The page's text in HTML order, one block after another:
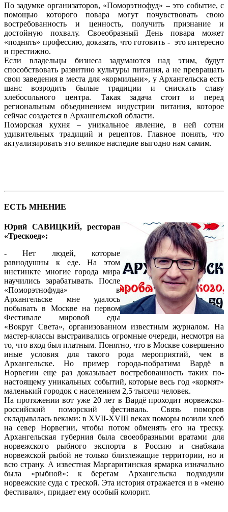
По задумке организаторов, «Поморэтнофуд» – это событие, с
помощью которого повара могут почувствовать свою
востребованность и ценность, получить признание и
достойную похвалу. Своеобразный День повара может
«поднять» профессию, доказать, что готовить - это интересно
и престижно.
Если владельцы бизнеса задумаются над этим, будут
способствовать развитию культуры питания, а не превращать
свои заведения в места для «кормильни», у Архангельска есть
шанс возродить былые традиции и снискать славу
хлебосольного центра. Такая задача стоит и перед
региональным объединением индустрии питания, которое
сейчас создается в Архангельской области.
Поморская кухня – уникальное явление, в ней сотни
удивительных традиций и рецептов. Главное понять, что
актуализировать это великое наследие выгодно нам самим.
ЕСТЬ МНЕНИЕ
Юрий САВИЦКИЙ, ресторан
«Трескоед»:
- Нет людей, которые
равнодушны к еде. На этом
инстинкте многие города мира
научились зарабатывать. После
«Поморэтнофуда» в
Архангельске мне удалось
побывать в Москве на первом
Фестивале мировой еды
«Вокруг Света», организованном известным журналом. На
мастер-классы выстраивались огромные очереди, несмотря на
то, что вход был платным. Понятно, что в Москве совершенно
иные условия для такого рода мероприятий, чем в
Архангельске. Но пример города-побратима Вардё в
Норвегии еще раз доказывает востребованность таких по-
настоящему уникальных событий, которые весь год «кормят»
маленький городок с населением 2,5 тысячи человек.
На протяжении вот уже 20 лет в Вардё проходит норвежско-
российский поморский фестиваль. Связь поморов
складывалась веками: в XVII-XVIII веках поморы возили хлеб
на север Норвегии, чтобы потом обменять его на треску.
Архангельская губерния была своеобразными вратами для
норвежского рыбного экспорта в Россию и снабжала
норвежской рыбой не только близлежащие территории, но и
всю страну. А известная Маргаритинская ярмарка изначально
была «рыбной»: к берегам Архангельска подходили
норвежские суда с треской. Эта история отражается и в «меню
фестиваля», придает ему особый колорит.